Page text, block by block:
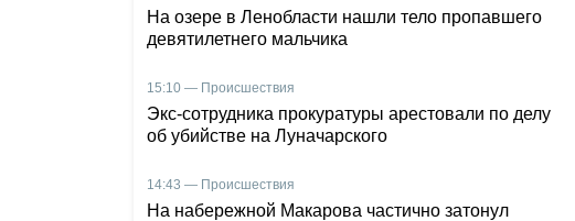
На озере в Ленобласти нашли тело пропавшего
девятилетнего мальчика
15:10 — Происшествия
Экс-сотрудника прокуратуры арестовали по делу
об убийстве на Луначарского
14:43 — Происшествия
На набережной Макарова частично затонул